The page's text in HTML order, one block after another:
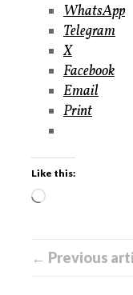
WhatsApp
Telegram
X
Facebook
Email
Print
Like this:
← Previous